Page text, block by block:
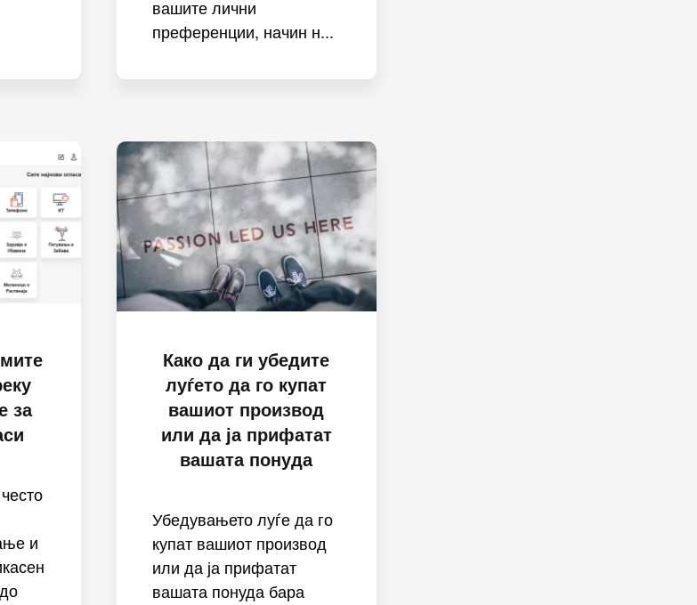
вашите лични
преференции, начин н...
за
и
Како да ги убедите
луѓето да го купат
вашиот производ
или да ја прифатат
вашата понуда
Убедувањето луѓе да го
купат вашиот производ
или да ја прифатат
вашата понуда бара